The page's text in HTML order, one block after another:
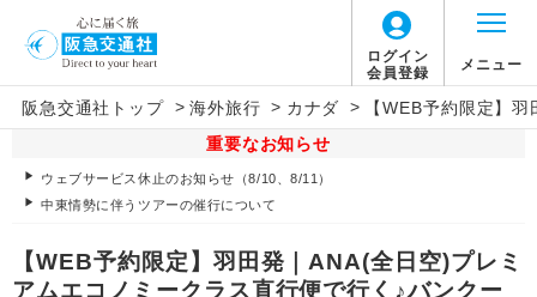
ログイン
会員登録
メニュー
阪急交通社トップ > 海外旅行 > カナダ >
【WEB予約限定】
重要なお知らせ
ウェブサービス休止のお知らせ（8/10、8/11）
中東情勢に伴うツアーの催行について
【WEB予約限定】羽田発｜ANA(全日空)プレミ
アムエコノミークラス直行便で行く♪バンクー